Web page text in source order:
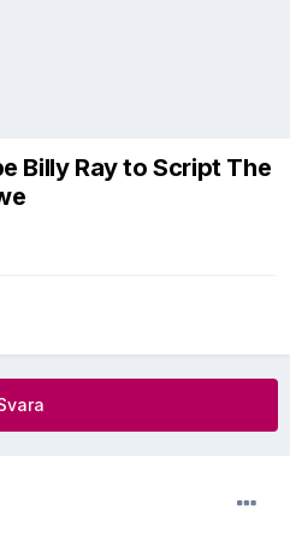
Billy Ray to Script The